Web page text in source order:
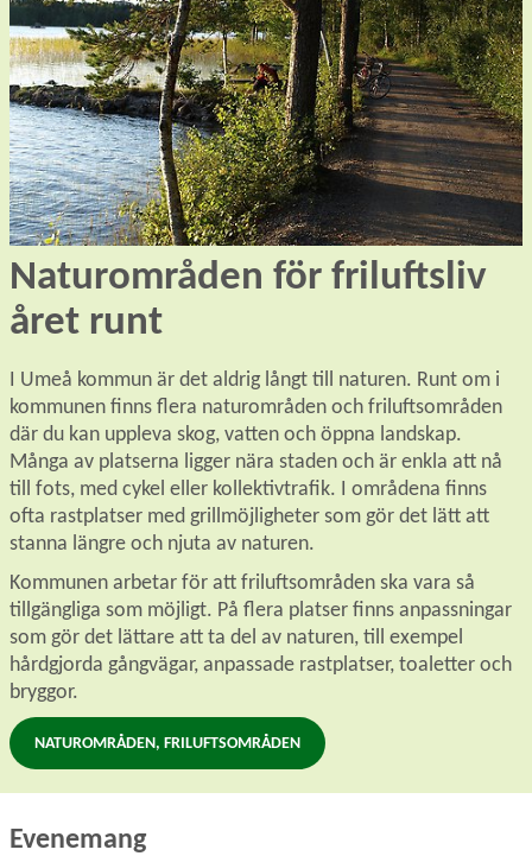
Naturområden för friluftsliv
året runt
I Umeå kommun är det aldrig långt till naturen. Runt om i
kommunen finns flera naturområden och friluftsområden
där du kan uppleva skog, vatten och öppna landskap.
Många av platserna ligger nära staden och är enkla att nå
till fots, med cykel eller kollektivtrafik. I områdena finns
ofta rastplatser med grillmöjligheter som gör det lätt att
stanna längre och njuta av naturen.
Kommunen arbetar för att friluftsområden ska vara så
tillgängliga som möjligt. På flera platser finns anpassningar
som gör det lättare att ta del av naturen, till exempel
hårdgjorda gångvägar, anpassade rastplatser, toaletter och
bryggor.
NATUROMRÅDEN, FRILUFTSOMRÅDEN
Evenemang